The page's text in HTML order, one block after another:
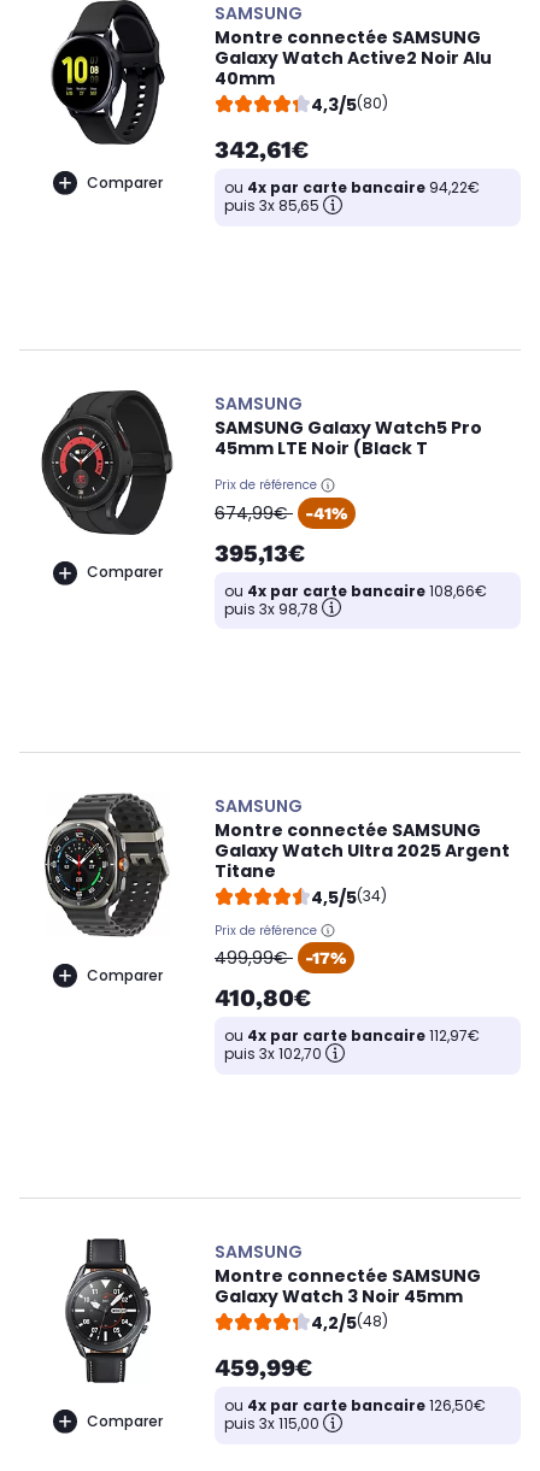
Comparer
SAMSUNG
Montre connectée SAMSUNG
Galaxy Watch Active2 Noir Alu
40mm
4,3/5(80)
342,61€
ou 4x par carte bancaire 94,22€
puis 3x 85,65
Comparer
SAMSUNG
SAMSUNG Galaxy Watch5 Pro
45mm LTE Noir (Black T
Prix de référence
oldPrice
674,99€ -41%
395,13€
ou 4x par carte bancaire108,66€
puis 3x 98,78
Comparer
SAMSUNG
Montre connectée SAMSUNG
Galaxy Watch Ultra 2025 Argent
Titane
4,5/5(34)
Prix de référence
oldPrice
499,99€ -17%
410,80€
ou 4x par carte bancaire112,97€
puis 3x 102,70
Comparer
SAMSUNG
Montre connectée SAMSUNG
Galaxy Watch 3 Noir 45mm
4,2/5(48)
459,99€
ou 4x par carte bancaire126,50€
puis 3x 115,00